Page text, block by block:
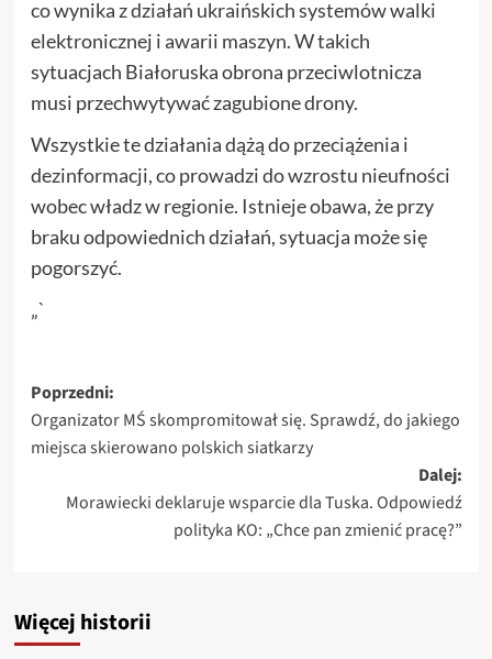
co wynika z działań ukraińskich systemów walki
elektronicznej i awarii maszyn. W takich
sytuacjach Białoruska obrona przeciwlotnicza
musi przechwytywać zagubione drony.
Wszystkie te działania dążą do przeciążenia i
dezinformacji, co prowadzi do wzrostu nieufności
wobec władz w regionie. Istnieje obawa, że przy
braku odpowiednich działań, sytuacja może się
pogorszyć.
„`
Zobacz
wpisy
Poprzedni:
Organizator MŚ skompromitował się. Sprawdź, do jakiego
miejsca skierowano polskich siatkarzy
Dalej:
Morawiecki deklaruje wsparcie dla Tuska. Odpowiedź
polityka KO: „Chce pan zmienić pracę?”
Więcej historii